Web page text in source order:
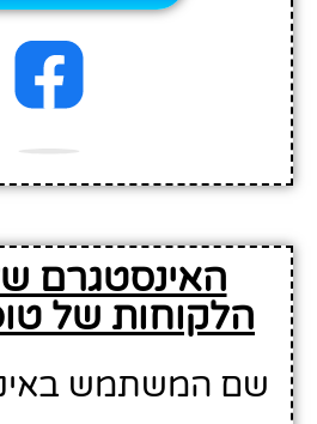
האינסטגרם
הלקוחות של
שם המשתמש